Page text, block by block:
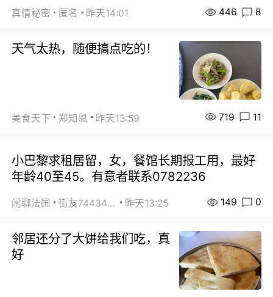
真情秘密 匿名 昨天14:01 446 8
天气太热，随便搞点吃的！
美食天下 郑知恩 昨天13:59 719 11
小巴黎求租居留，女，餐馆长期报工用，最好
年龄40至45。有意者联系0782236
闲聊法国 街友74434350 昨天13:25 149 0
邻居还分了大饼给我们吃，真
好